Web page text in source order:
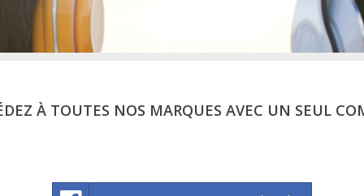
À TOUTES NOS MARQUES AVEC UN SEUL